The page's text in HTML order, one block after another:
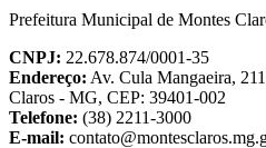
Prefeitura Municipal de Montes
CNPJ: 22.678.874/0001-35
Endereço: Av. Cula Mangaeira,
Claros - MG, CEP: 39401-002
Telefone: (38) 2211-3000
E-mail: